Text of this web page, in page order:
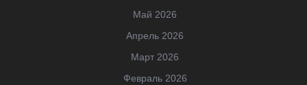
Май 2026
Апрель 2026
Март 2026
Февраль 2026